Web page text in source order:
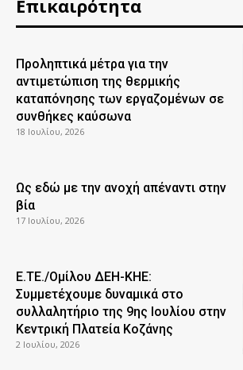
Επικαιρότητα
Προληπτικά μέτρα για την
αντιμετώπιση της θερμικής
καταπόνησης των εργαζομένων σε
συνθήκες καύσωνα
18 Ιουλίου, 2026
Ως εδώ με την ανοχή απέναντι στην
βία
17 Ιουλίου, 2026
Ε.ΤΕ./Ομίλου ΔΕΗ-ΚΗΕ:
Συμμετέχουμε δυναμικά στο
συλλαλητήριο της 9ης Ιουλίου στην
Κεντρική Πλατεία Κοζάνης
2 Ιουλίου, 2026